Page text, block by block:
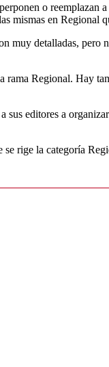
o reemplazan
mismas en Regional
muy detalladas, pero
Regional. Hay
sus editores a
se rige la categoría